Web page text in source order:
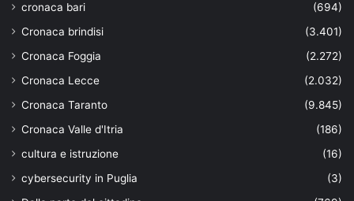
cronaca bari
(694)
Cronaca brindisi
(3.401)
Cronaca Foggia
(2.272)
Cronaca Lecce
(2.032)
Cronaca Taranto
(9.845)
Cronaca Valle d'Itria
(186)
cultura e istruzione
(16)
cybersecurity in Puglia
(3)